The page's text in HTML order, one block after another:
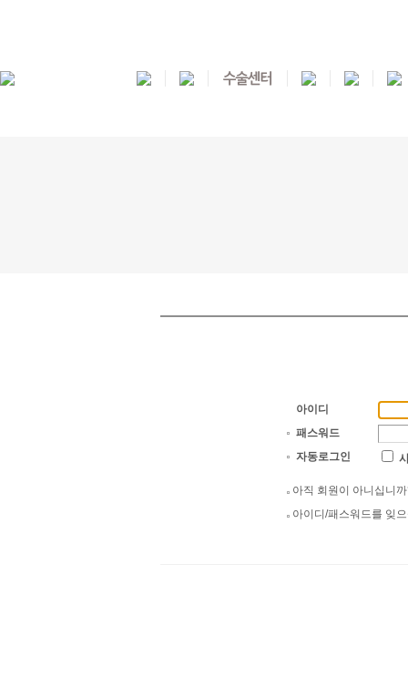
아이디
패스워드
자동로그인
아직 회원이 아니십
아이디/패스워드를 잊